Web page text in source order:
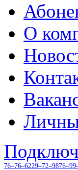
О
76–76–6229–72–98